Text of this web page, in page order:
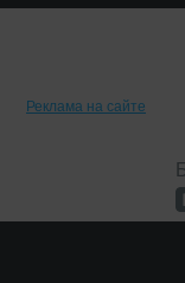
Реклама на сайте